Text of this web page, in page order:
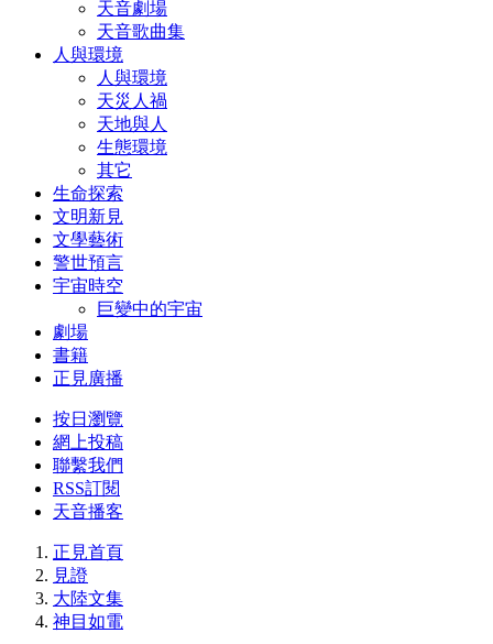
天音劇場
天音歌曲集
人與環境
人與環境
天災人禍
天地與人
生態環境
其它
生命探索
文明新見
文學藝術
警世預言
宇宙時空
巨變中的宇宙
劇場
書籍
正見廣播
按日瀏覽
網上投稿
聯繫我們
RSS訂閱
天音播客
正見首頁
見證
大陸文集
神目如電